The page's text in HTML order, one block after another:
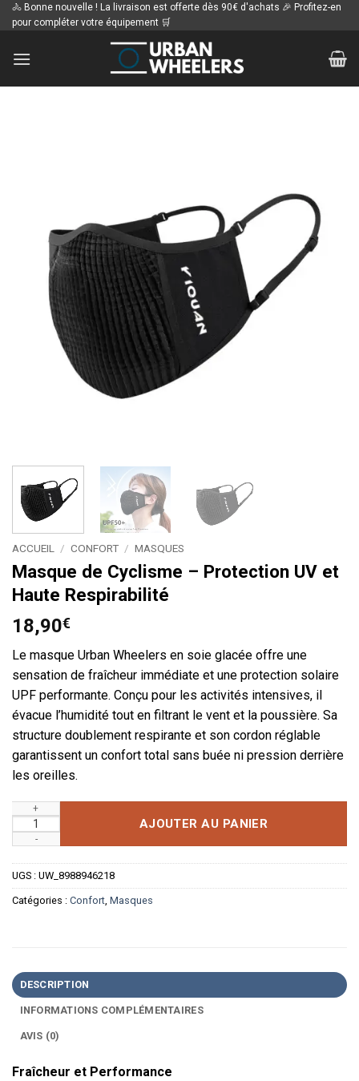
Passer
au
🚴 Bonne nouvelle ! La livraison est offerte dès 90€ d'achats 🎉 Profitez-en
pour compléter votre équipement 🛒
ACCUEIL / CONFORT / MASQUES
Masque de Cyclisme – Protection UV et
Haute Respirabilité
18,90€
Le masque Urban Wheelers en soie glacée offre une
sensation de fraîcheur immédiate et une protection solaire
UPF performante. Conçu pour les activités intensives, il
évacue l’humidité tout en filtrant le vent et la poussière. Sa
structure doublement respirante et son cordon réglable
garantissent un confort total sans buée ni pression derrière
les oreilles.
quantité de Masque de Cyclisme - Protection UV et Haute
AJOUTER AU PANIER
UGS : UW_8988946218
Catégories : Confort, Masques
DESCRIPTION
INFORMATIONS COMPLÉMENTAIRES
AVIS (0)
Fraîcheur et Performance